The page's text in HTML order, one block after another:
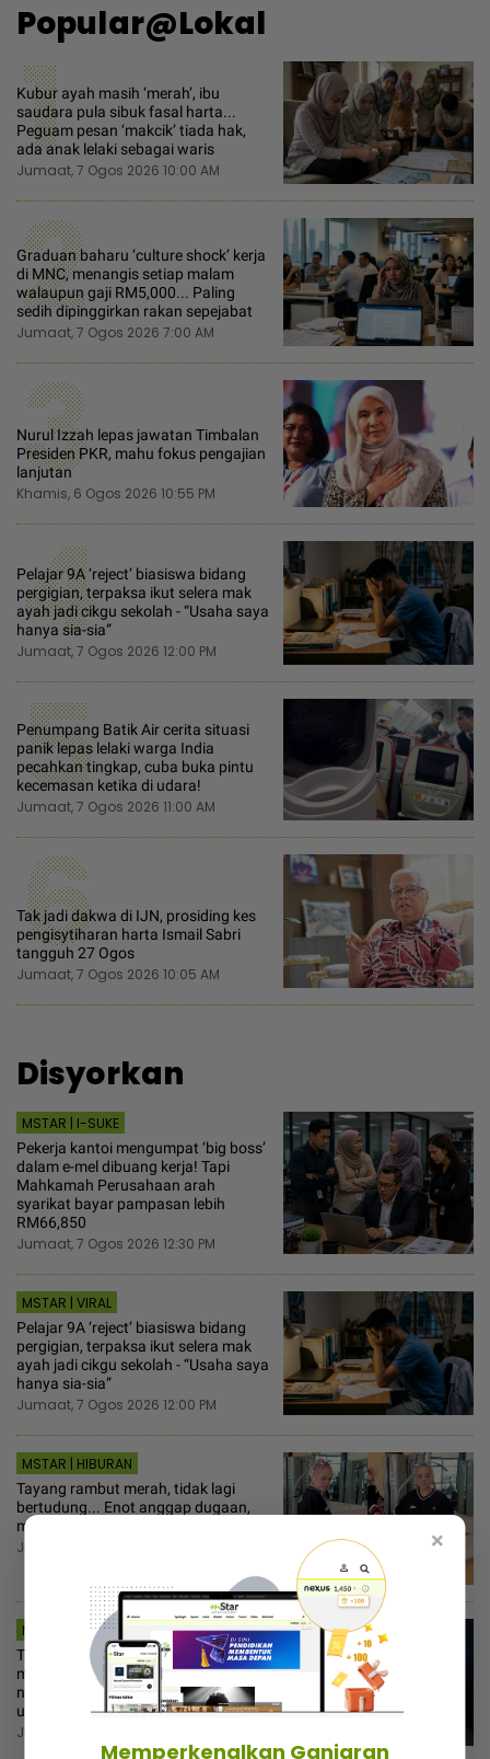
Popular@Lokal
1
Kubur ayah masih ‘merah’, ibu
saudara pula sibuk fasal harta...
Peguam pesan ‘makcik’ tiada hak,
ada anak lelaki sebagai waris
Jumaat, 7 Ogos 2026 10:00 AM
2
Graduan baharu ‘culture shock’ kerja
di MNC, menangis setiap malam
walaupun gaji RM5,000... Paling
sedih dipinggirkan rakan sepejabat
Jumaat, 7 Ogos 2026 7:00 AM
3
Nurul Izzah lepas jawatan Timbalan
Presiden PKR, mahu fokus pengajian
lanjutan
Khamis, 6 Ogos 2026 10:55 PM
4
Pelajar 9A ‘reject’ biasiswa bidang
pergigian, terpaksa ikut selera mak
ayah jadi cikgu sekolah - “Usaha saya
hanya sia-sia”
Jumaat, 7 Ogos 2026 12:00 PM
5
Penumpang Batik Air cerita situasi
panik lepas lelaki warga India
pecahkan tingkap, cuba buka pintu
kecemasan ketika di udara!
Jumaat, 7 Ogos 2026 11:00 AM
6
Tak jadi dakwa di IJN, prosiding kes
pengisytiharan harta Ismail Sabri
tangguh 27 Ogos
Jumaat, 7 Ogos 2026 10:05 AM
Disyorkan
MSTAR | I-SUKE
Pekerja kantoi mengumpat ‘big boss’
dalam e-mel dibuang kerja! Tapi
Mahkamah Perusahaan arah
syarikat bayar pampasan lebih
RM66,850
Jumaat, 7 Ogos 2026 12:30 PM
MSTAR | VIRAL
Pelajar 9A ‘reject’ biasiswa bidang
pergigian, terpaksa ikut selera mak
ayah jadi cikgu sekolah - “Usaha saya
hanya sia-sia”
Jumaat, 7 Ogos 2026 12:00 PM
MSTAR | HIBURAN
Tayang rambut merah, tidak lagi
bertudung... Enot anggap dugaan,
minta netizen doa baik-baik
Jumaat, 7 Ogos 2026 11:30 AM
MSTAR | I-SUKE
Taksub isu Rocky, sanggup sebar
maklumat peribadi... Peguam minta
netizen hati-hati, jangan langgar
undang-undang kerana emosi
Jumaat, 7 Ogos 2026 11:30 AM
×
Memperkenalkan Ganjaran